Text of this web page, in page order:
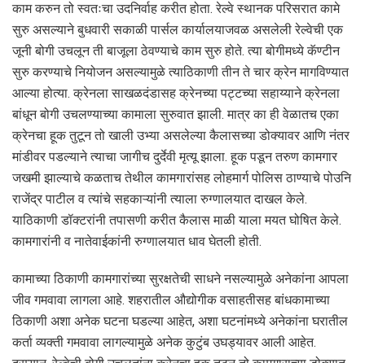
काम करुन तो स्वतःचा उदनिर्वाह करीत होता. रेल्वे स्थानक परिसरात कामे
सुरु असल्याने बुधवारी सकाळी पार्सल कार्यालयाजवळ असलेली रेल्वेची एक
जूनी बोगी उचलून ती बाजूला ठेवण्याचे काम सुरु होते. त्या बोगीमध्ये कॅण्टीन
सुरु करण्याचे नियोजन असल्यामुळे त्याठिकाणी तीन ते चार क्रेन मागविण्यात
आल्या होत्या. क्रेनला साखळदंडासह क्रेनच्या पट्टच्या सहाय्याने क्रेनला
बांधून बोगी उचलण्याच्या कामाला सुरुवात झाली. मात्र का ही वेळातच एका
क्रेनचा हूक तुटून तो खाली उभ्या असलेल्या कैलासच्या डोक्यावर आणि नंतर
मांडीवर पडल्याने त्याचा जागीच दुर्देवी मृत्यू झाला. हूक पडून तरुण कामगार
जखमी झाल्याचे कळताच तेथील कामगारांसह लोहमार्ग पोलिस ठाण्याचे पोउनि
राजेंद्र पाटील व त्यांचे सहकाऱ्यांनी त्याला रुग्णालयात दाखल केले.
याठिकाणी डॉक्टरांनी तपासणी करीत कैलास माळी याला मयत घोषित केले.
कामगारांनी व नातेवाईकांनी रुग्णालयात धाव घेतली होती.
कामाच्या ठिकाणी कामगारांच्या सुरक्षतेची साधने नसल्यामुळे अनेकांना आपला
जीव गमवावा लागला आहे. शहरातील औद्योगीक वसाहतीसह बांधकामाच्या
ठिकाणी अशा अनेक घटना घडल्या आहेत, अशा घटनांमध्ये अनेकांना घरातील
कर्ता व्यक्ती गमवावा लागल्यामुळे अनेक कुटुंब उघड्यावर आली आहेत.